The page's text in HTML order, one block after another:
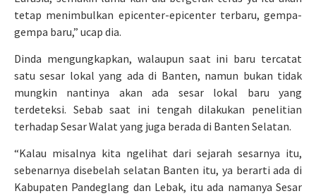
tetap menimbulkan epicenter-epicenter terbaru, gempa-
gempa baru,” ucap dia.
Dinda mengungkapkan, walaupun saat ini baru tercatat
satu sesar lokal yang ada di Banten, namun bukan tidak
mungkin nantinya akan ada sesar lokal baru yang
terdeteksi. Sebab saat ini tengah dilakukan penelitian
terhadap Sesar Walat yang juga berada di Banten Selatan.
“Kalau misalnya kita ngelihat dari sejarah sesarnya itu,
sebenarnya disebelah selatan Banten itu, ya berarti ada di
Kabupaten Pandeglang dan Lebak, itu ada namanya Sesar